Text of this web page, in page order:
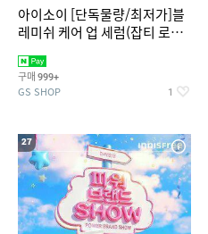
아이소이 [단독물량/최저가]블
레미쉬 케어 업 세럼(잡티 로즈
2027-04-24)
구매 999+
GS SHOP 1
27